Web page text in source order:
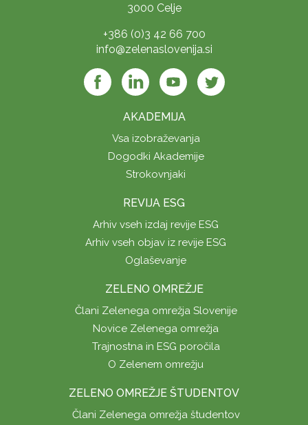
3000 Celje
+386 (0)3 42 66 700
info@zelenaslovenija.si
AKADEMIJA
Vsa izobraževanja
Dogodki Akademije
Strokovnjaki
REVIJA ESG
Arhiv vseh izdaj revije ESG
Arhiv vseh objav iz revije ESG
Oglaševanje
ZELENO OMREŽJE
Člani Zelenega omrežja Slovenije
Novice Zelenega omrežja
Trajnostna in ESG poročila
O Zelenem omrežju
ZELENO OMREŽJE ŠTUDENTOV
Člani Zelenega omrežja študentov